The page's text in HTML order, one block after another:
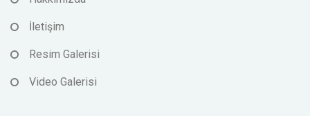
İletişim
Resim Galerisi
Video Galerisi